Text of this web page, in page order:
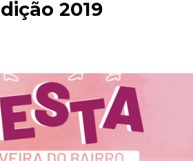
2019